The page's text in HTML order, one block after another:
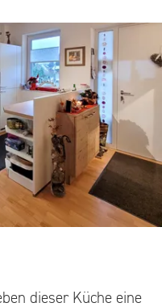
dieser Küche eine